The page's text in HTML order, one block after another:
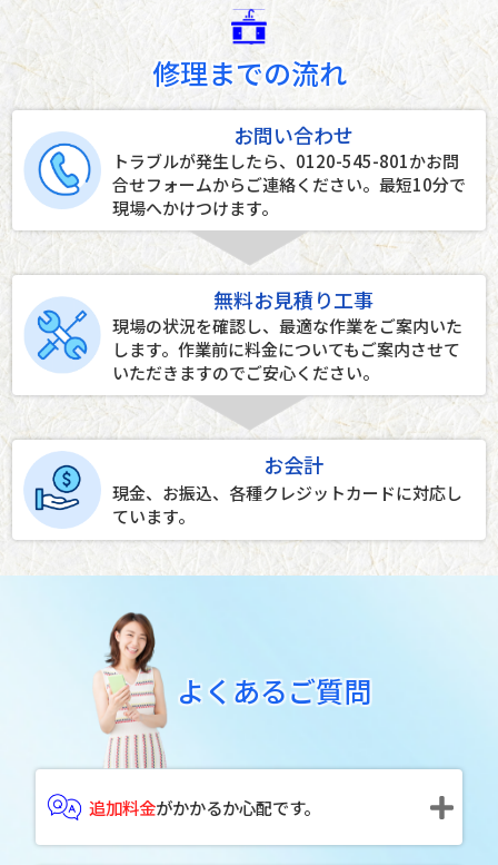
修理までの流れ
お問い合わせ
トラブルが発生したら、0120-545-801かお問
合せフォームからご連絡ください。最短10分で
現場へかけつけます。
無料お見積り工事
現場の状況を確認し、最適な作業をご案内いた
します。作業前に料金についてもご案内させて
いただきますのでご安心ください。
お会計
現金、お振込、各種クレジットカードに対応し
ています。
よくあるご質問
追加料金がかかるか心配です。